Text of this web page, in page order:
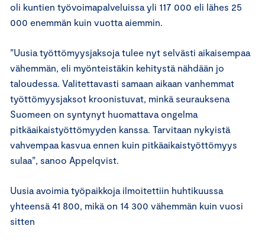
oli kuntien työvoimapalveluissa yli 117 000 eli lähes 25
000 enemmän kuin vuotta aiemmin.
”Uusia työttömyysjaksoja tulee nyt selvästi aikaisempaa
vähemmän, eli myönteistäkin kehitystä nähdään jo
taloudessa. Valitettavasti samaan aikaan vanhemmat
työttömyysjaksot kroonistuvat, minkä seurauksena
Suomeen on syntynyt huomattava ongelma
pitkäaikaistyöttömyyden kanssa. Tarvitaan nykyistä
vahvempaa kasvua ennen kuin pitkäaikaistyöttömyys
sulaa”, sanoo Appelqvist.
Uusia avoimia työpaikkoja ilmoitettiin huhtikuussa
yhteensä 41 800, mikä on 14 300 vähemmän kuin vuosi
sitten